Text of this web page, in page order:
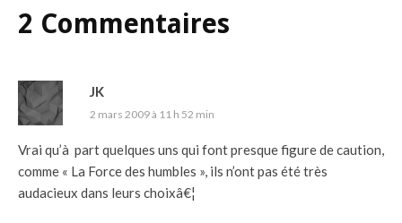
2 Commentaires
JK
2 mars 2009 à 11 h 52 min
Vrai qu’à part quelques uns qui font presque figure de caution,
comme « La Force des humbles », ils n’ont pas été très
audacieux dans leurs choixâ€¦